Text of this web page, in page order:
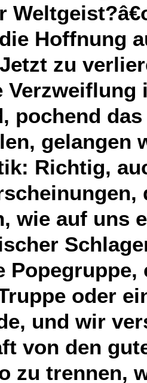
Hoffnung
zu
Verzweiflung
pochend
gelangen
Richtig,
wie auf uns
Popegruppe,
oder
und wir
von den
zu trennen,